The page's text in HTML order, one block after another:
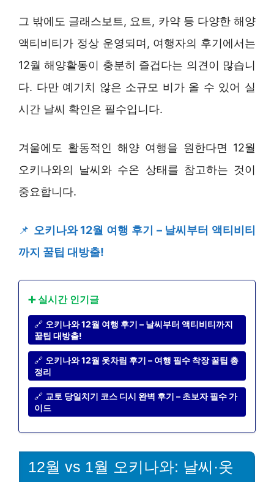
그 밖에도 글래스보트, 요트, 카약 등 다양한 해양
액티비티가 정상 운영되며, 여행자의 후기에서는
12월 해양활동이 충분히 즐겁다는 의견이 많습니
다. 다만 예기치 않은 소규모 비가 올 수 있어 실
시간 날씨 확인은 필수입니다.
겨울에도 활동적인 해양 여행을 원한다면 12월
오키나와의 날씨와 수온 상태를 참고하는 것이
중요합니다.
📌 오키나와 12월 여행 후기 – 날씨부터 액티비티
까지 꿀팁 대방출!
➕ 실시간 인기글
🔗 오키나와 12월 여행 후기 – 날씨부터 액티비티까지
꿀팁 대방출!
🔗 오키나와 12월 옷차림 후기 – 여행 필수 착장 꿀팁 총
정리
🔗 교토 당일치기 코스 디시 완벽 후기 – 초보자 필수 가
이드
12월 vs 1월 오키나와: 날씨·옷